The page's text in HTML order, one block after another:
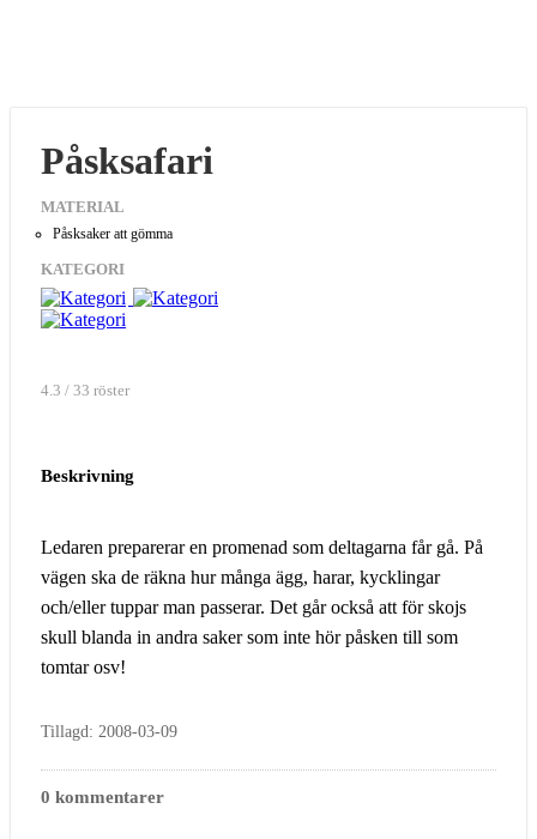
Påsksafari
MATERIAL
Påsksaker att gömma
KATEGORI
4.3 / 33 röster
Beskrivning
Ledaren preparerar en promenad som deltagarna får gå. På
vägen ska de räkna hur många ägg, harar, kycklingar
och/eller tuppar man passerar. Det går också att för skojs
skull blanda in andra saker som inte hör påsken till som
tomtar osv!
Tillagd: 2008-03-09
0 kommentarer